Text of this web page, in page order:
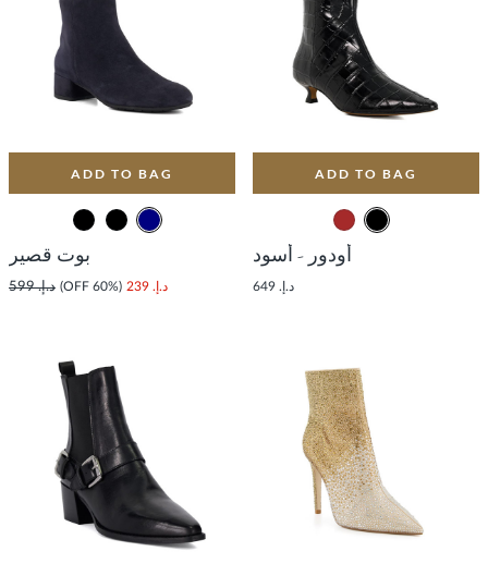
ADD TO BAG
أودور - أسود
د.إ. 649
ADD TO BAG
بوت قصير
د.إ. 239 (60% OFF) د.إ. 599